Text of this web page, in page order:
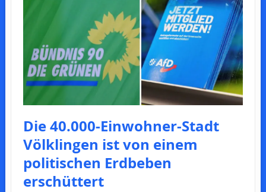
Die 40.000-Einwohner-Stadt
Völklingen ist von einem
politischen Erdbeben
erschüttert